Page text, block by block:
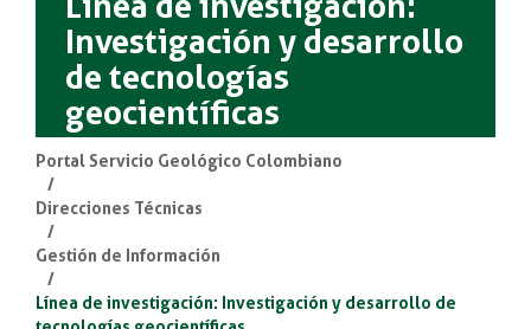
Investigación y desarrollo
de tecnologías
geocientíficas
Portal Servicio Geológico Colombiano
Direcciones Técnicas
Gestión de Información
Línea de investigación: Investigación y desarrollo de